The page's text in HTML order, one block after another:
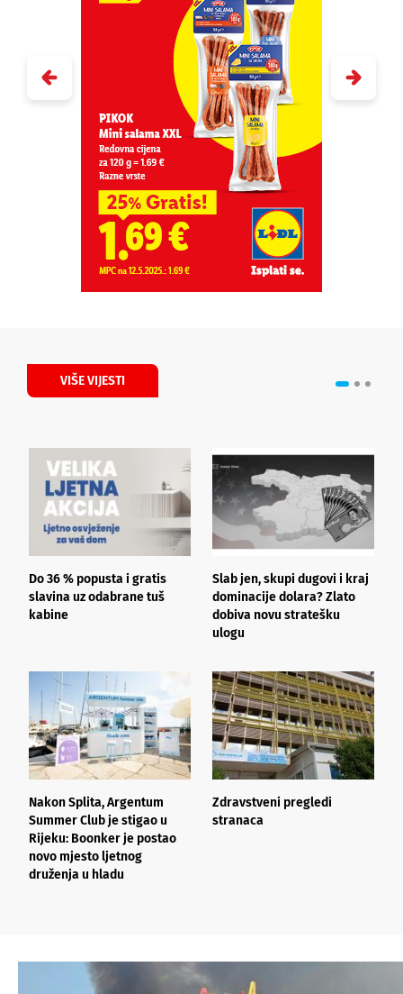
VIŠE VIJESTI
Do 36 % popusta i gratis
slavina uz odabrane tuš
kabine
Slab jen, skupi dugovi i kraj
dominacije dolara? Zlato
dobiva novu stratešku
ulogu
Nakon Splita, Argentum
Summer Club je stigao u
Rijeku: Boonker je postao
novo mjesto ljetnog
druženja u hladu
Zdravstveni pregledi
stranaca